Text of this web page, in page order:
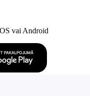
vai Android